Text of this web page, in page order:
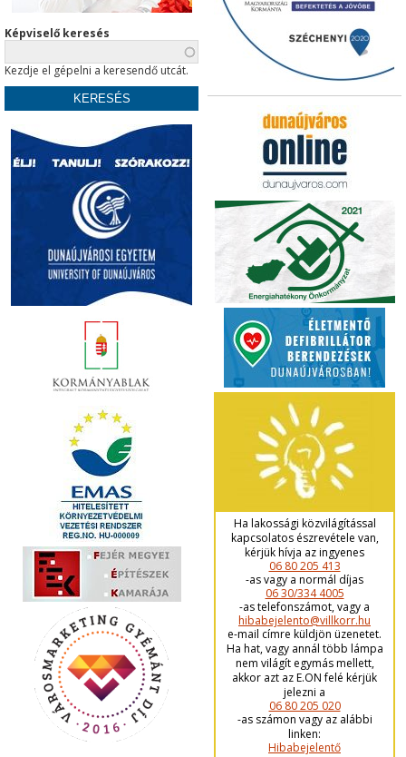
Képviselő keresés
Kezdje el gépelni a keresendő utcát.
Ha lakossági közvilágítással
kapcsolatos észrevétele van,
kérjük hívja az ingyenes
06 80 205 413
-as vagy a normál díjas
06 30/334 4005
-as telefonszámot, vagy a
hibabejelento@villkorr.hu
e-mail címre küldjön üzenetet.
Ha hat, vagy annál több lámpa
nem világít egymás mellett,
akkor azt az E.ON felé kérjük
jelezni a
06 80 205 020
-as számon vagy az alábbi
linken:
Hibabejelentő